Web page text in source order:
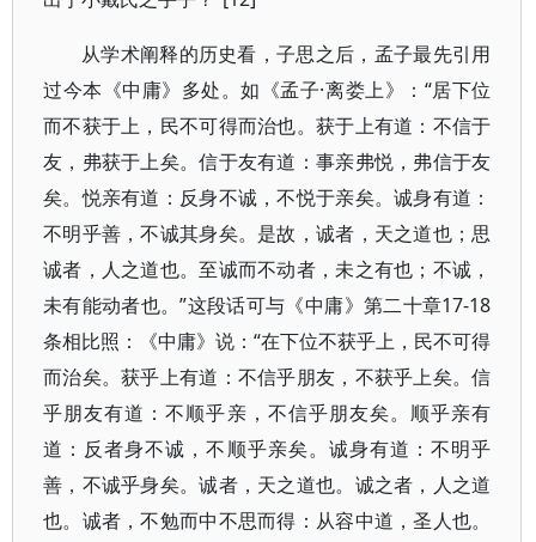
从学术阐释的历史看，子思之后，孟子最先引用
过今本《中庸》多处。如《孟子·离娄上》：“居下位
而不获于上，民不可得而治也。获于上有道：不信于
友，弗获于上矣。信于友有道：事亲弗悦，弗信于友
矣。悦亲有道：反身不诚，不悦于亲矣。诚身有道：
不明乎善，不诚其身矣。是故，诚者，天之道也；思
诚者，人之道也。至诚而不动者，未之有也；不诚，
未有能动者也。”这段话可与《中庸》第二十章17-18
条相比照：《中庸》说：“在下位不获乎上，民不可得
而治矣。获乎上有道：不信乎朋友，不获乎上矣。信
乎朋友有道：不顺乎亲，不信乎朋友矣。顺乎亲有
道：反者身不诚，不顺乎亲矣。诚身有道：不明乎
善，不诚乎身矣。诚者，天之道也。诚之者，人之道
也。诚者，不勉而中不思而得：从容中道，圣人也。